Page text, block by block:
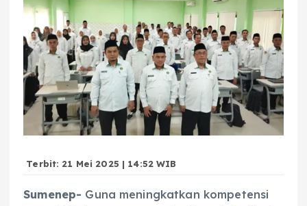
Terbit: 21 Mei 2025 | 14:52 WIB
Sumenep- Guna meningkatkan kompetensi